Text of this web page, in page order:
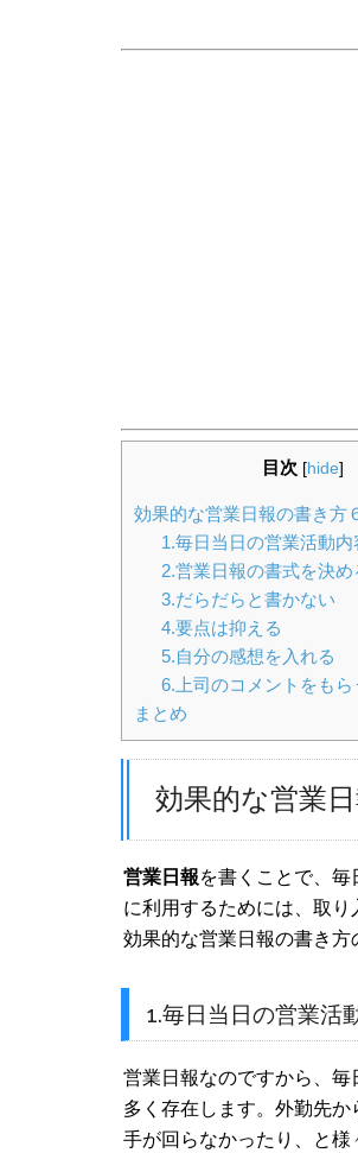
目次 [hide]
効果的な営業日報の書き方
1.毎日当日の営業活動内
2.営業日報の書式を決め
3.だらだらと書かない
4.要点は抑える
5.自分の感想を入れる
6.上司のコメントをもら
まとめ
効果的な営業
営業 日報を書くことで、
に利用するためには、取り
効果的な営業日報の書き方
1.毎日当日の営業活
営業日報なのですから、
多く存在します。外勤先
手が回らなかったり、と様